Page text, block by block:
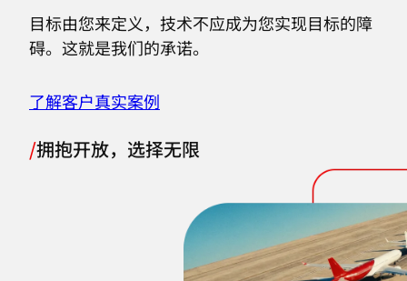
目标由您来定义，技术不应成为您实现目标的障
碍。这就是我们的承诺。
了解客户真实案例
/拥抱开放，选择无限